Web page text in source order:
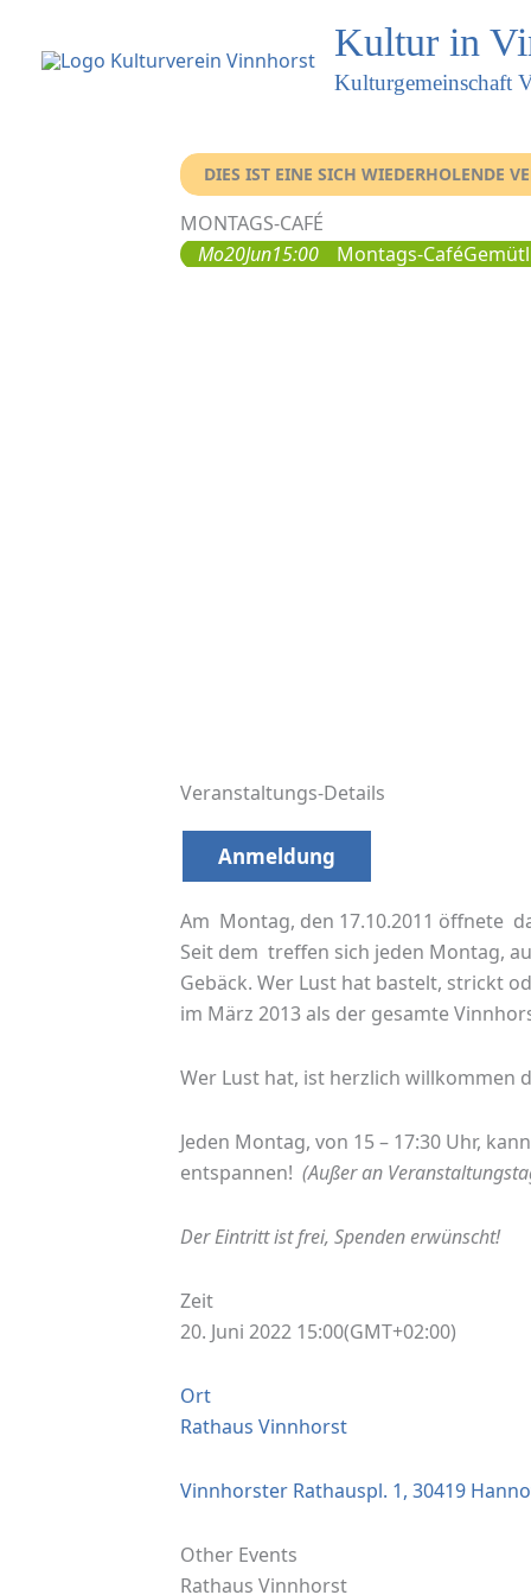
Kultur in
Kulturgemeinschaft
DIES IST EINE SICH WIEDERHOLENDE
MONTAGS-CAFÉ
Mo20Jun15:00 Montags-Café
Veranstaltungs-Details
Anmeldung
Am Montag, den 17.10.2011 öffnete
Seit dem treffen sich jeden Montag,
Gebäck. Wer Lust hat bastelt, strickt
im März 2013 als der gesamte
Wer Lust hat, ist herzlich willkommen
Jeden Montag, von 15 – 17:30 Uhr,
entspannen! (Außer an
Der Eintritt ist frei, Spenden erwünscht!
Zeit
20. Juni 2022 15:00(GMT+02:00)
Ort
Rathaus Vinnhorst
Vinnhorster Rathauspl. 1, 30419
Other Events
Rathaus Vinnhorst